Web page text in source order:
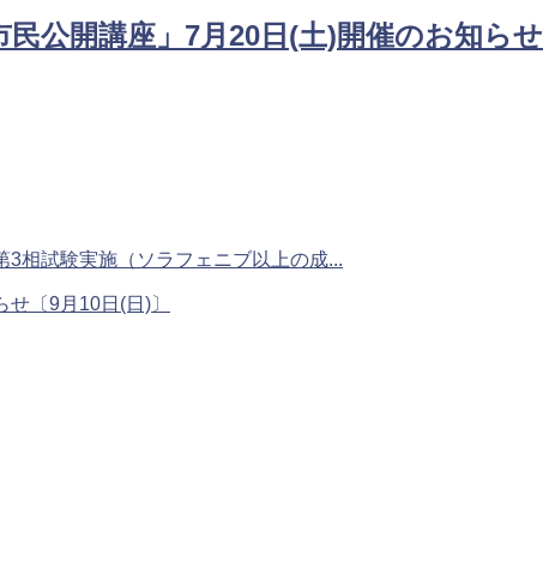
民公開講座」7月20日(土)開催のお知らせ
相試験実施（ソラフェニブ以上の成...
〔9月10日(日)〕